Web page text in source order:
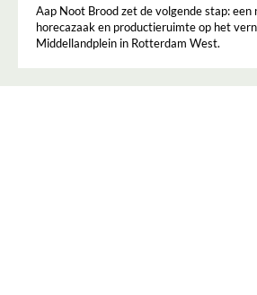
Aap Noot Brood zet de volgende stap: een
horecazaak en productieruimte op het
Middellandplein in Rotterdam West.